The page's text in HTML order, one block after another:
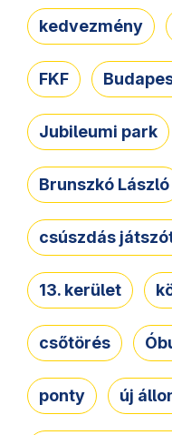
kedvezmény
FKF
Jubileumi park
Brunszkó László
csúszdás
13. kerület
csőtörés
ponty új